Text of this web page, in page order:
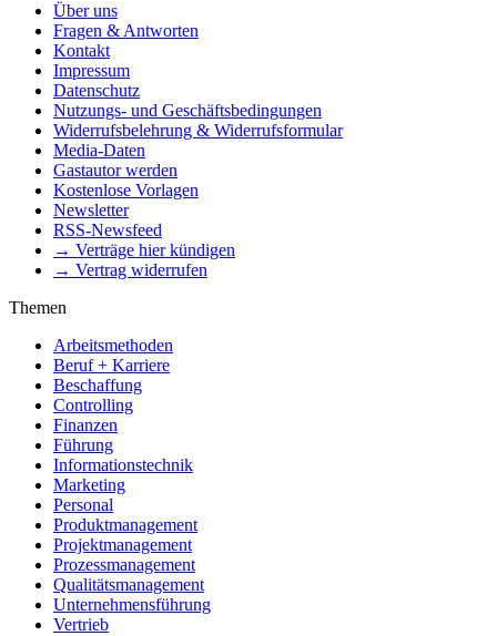
Über uns
Fragen & Antworten
Kontakt
Impressum
Datenschutz
Nutzungs- und Geschäftsbedingungen
Widerrufsbelehrung & Widerrufsformular
Media-Daten
Gastautor werden
Kostenlose Vorlagen
Newsletter
RSS-Newsfeed
→ Verträge hier kündigen
→ Vertrag widerrufen
Themen
Arbeitsmethoden
Beruf + Karriere
Beschaffung
Controlling
Finanzen
Führung
Informationstechnik
Marketing
Personal
Produktmanagement
Projektmanagement
Prozessmanagement
Qualitätsmanagement
Unternehmensführung
Vertrieb